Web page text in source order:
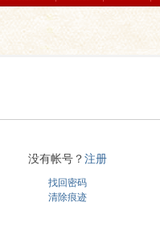
没有帐号？注册
找回密码
清除痕迹